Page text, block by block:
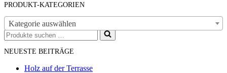
PRODUKT-KATEGORIEN
Kategorie auswählen
Suchen
nach …
NEUESTE BEITRÄGE
Holz auf der Terrasse